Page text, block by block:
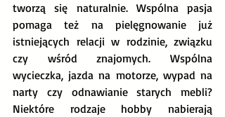
tworzą się naturalnie. Wspólna pasja
pomaga też na pielęgnowanie już
istniejących relacji w rodzinie, związku
czy wśród znajomych. Wspólna
wycieczka, jazda na motorze, wypad na
narty czy odnawianie starych mebli?
Niektóre rodzaje hobby nabierają